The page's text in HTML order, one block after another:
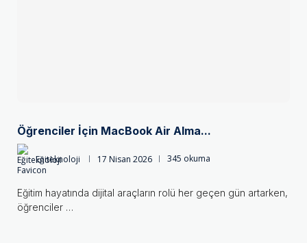
Öğrenciler İçin MacBook Air Alma...
Eğiteknoloji 17 Nisan 2026 345 okuma
Eğitim hayatında dijital araçların rolü her geçen gün artarken,
öğrenciler …